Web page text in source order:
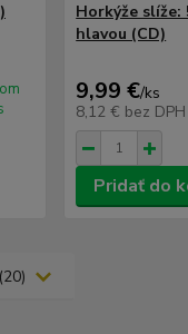
Horkýže slíže:
hlavou (CD)
9,99 €/ks
8,12 € bez DPH
Pridať do